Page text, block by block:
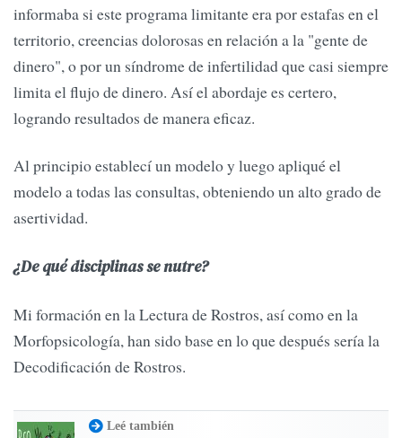
informaba si este programa limitante era por estafas en el
territorio, creencias dolorosas en relación a la "gente de
dinero", o por un síndrome de infertilidad que casi siempre
limita el flujo de dinero. Así el abordaje es certero,
logrando resultados de manera eficaz.
Al principio establecí un modelo y luego apliqué el
modelo a todas las consultas, obteniendo un alto grado de
asertividad.
¿De qué disciplinas se nutre?
Mi formación en la Lectura de Rostros, así como en la
Morfopsicología, han sido base en lo que después sería la
Decodificación de Rostros.
Leé también